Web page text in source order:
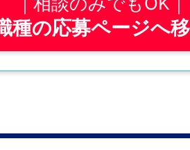
円
じて加算有り
善手当有り（支給期間や金
種の応募ページへ